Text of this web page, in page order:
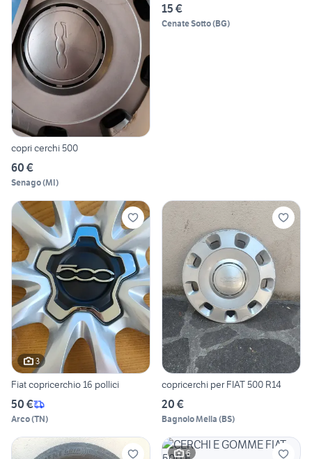
copri cerchi 500
60 €
Senago(MI)
15 €
Cenate Sotto(BG)
3
Fiat copricerchio 16 pollici
50 €
Arco(TN)
copricerchi per FIAT 500 R14
20 €
Bagnolo Mella (BS)
6